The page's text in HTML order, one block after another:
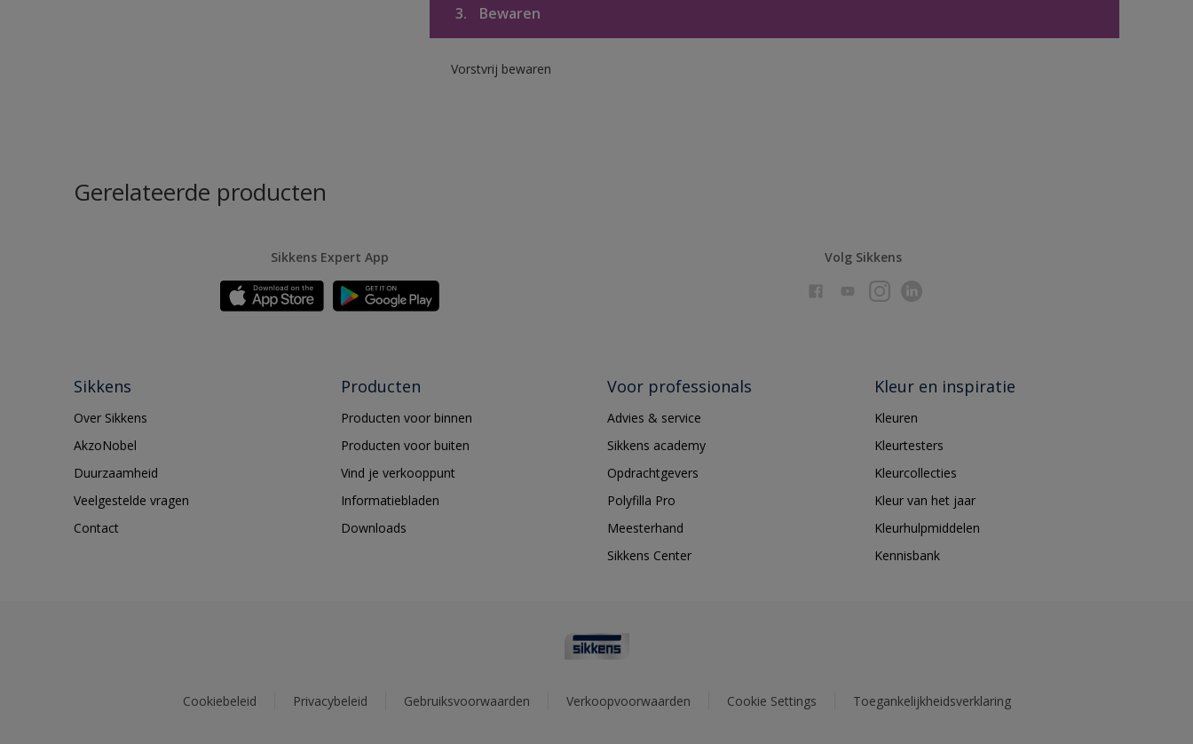
3. Bewaren
Vorstvrij bewaren
Gerelateerde producten
Sikkens Expert App Volg Sikkens
Sikkens
Over Sikkens
AkzoNobel
Duurzaamheid
Veelgestelde vragen
Contact
Producten
Producten voor binnen
Producten voor buiten
Vind je verkooppunt
Informatiebladen
Downloads
Voor professionals
Advies & service
Sikkens academy
Opdrachtgevers
Polyfilla Pro
Meesterhand
Sikkens Center
Kleur en inspiratie
Kleuren
Kleurtesters
Kleurcollecties
Kleur van het jaar
Kleurhulpmiddelen
Kennisbank
Cookiebeleid Privacybeleid Gebruiksvoorwaarden Verkoopvoorwaarden Cookie Settings Toegankelijkheidsverklaring